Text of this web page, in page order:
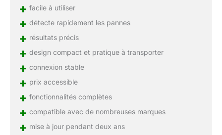
+ facile à utiliser
+ détecte rapidement les pannes
+ résultats précis
+ design compact et pratique à transporter
+ connexion stable
+ prix accessible
+ fonctionnalités complètes
+ compatible avec de nombreuses marques
+ mise à jour pendant deux ans